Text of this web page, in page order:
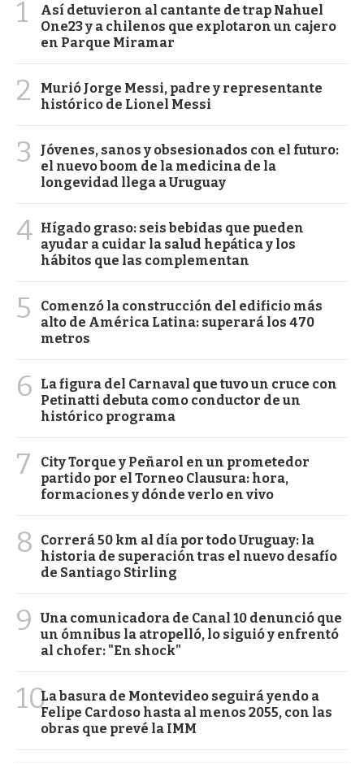
1
Así detuvieron al cantante de trap Nahuel
One23 y a chilenos que explotaron un cajero
en Parque Miramar
2
Murió Jorge Messi, padre y representante
histórico de Lionel Messi
3
Jóvenes, sanos y obsesionados con el futuro:
el nuevo boom de la medicina de la
longevidad llega a Uruguay
4 Hígado graso: seis bebidas que pueden
ayudar a cuidar la salud hepática y los
hábitos que las complementan
5
Comenzó la construcción del edificio más
alto de América Latina: superará los 470
metros
6
La figura del Carnaval que tuvo un cruce con
Petinatti debuta como conductor de un
histórico programa
7
City Torque y Peñarol en un prometedor
partido por el Torneo Clausura: hora,
formaciones y dónde verlo en vivo
8
Correrá 50 km al día por todo Uruguay: la
historia de superación tras el nuevo desafío
de Santiago Stirling
9
Una comunicadora de Canal 10 denunció que
un ómnibus la atropelló, lo siguió y enfrentó
al chofer: "En shock"
10La basura de Montevideo seguirá yendo a
Felipe Cardoso hasta al menos 2055, con las
obras que prevé la IMM